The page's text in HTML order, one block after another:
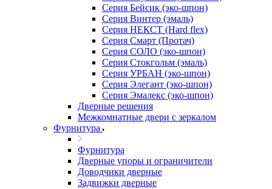
Серия Бейсик (эко-шпон)
Серия Винтер (эмаль)
Серия НЕКСТ (Hard flex)
Серия Смарт (Протач)
Серия СОЛО (эко-шпон)
Серия Стокгольм (эмаль)
Серия УРБАН (эко-шпон)
Серия Элегант (эко-шпон)
Серия Эмалекс (эко-шпон)
Дверные решения
Межкомнатные двери c зеркалом
Фурнитура
Фурнитура
Дверные упоры и ограничители
Доводчики дверные
Задвижки дверные